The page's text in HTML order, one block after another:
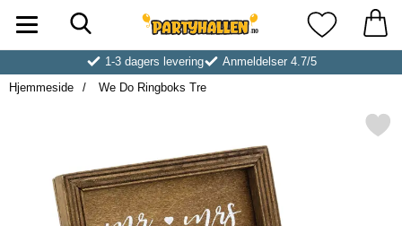
Startsiden for Partyhallen ABMine
1-3 dagers levering
Anmeldelser 4.7/5
Hjemmeside
We Do Ringboks Tre
Merk we Do Ringboks